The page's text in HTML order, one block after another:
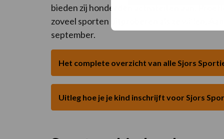
bieden zij honderden activiteiten aan.
zoveel sporten uitproberen als ze willen.
september.
Het complete overzicht van alle Sjors
Uitleg hoe je je kind inschrijft voor Sjors